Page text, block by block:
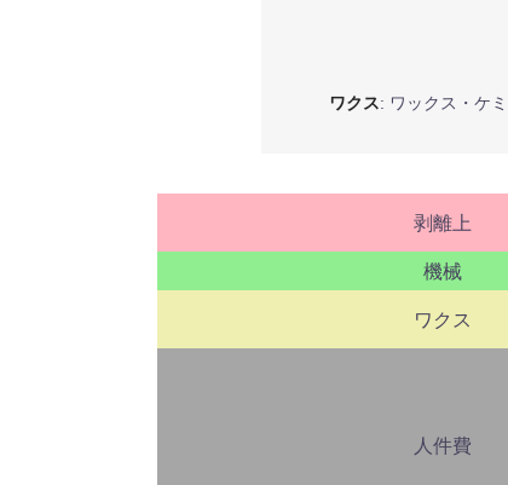
ワクス: ワックス・ケ
剥離上
機械
ワクス
人件費